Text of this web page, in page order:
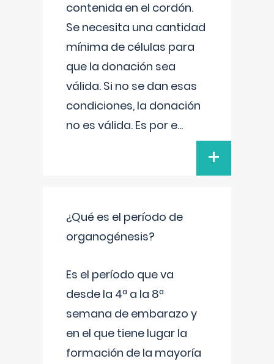
contenida en el cordón.
Se necesita una cantidad
mínima de células para
que la donación sea
válida. Si no se dan esas
condiciones, la donación
no es válida. Es por e...
+
¿Qué es el período de
organogénesis?
Es el período que va
desde la 4ª a la 8ª
semana de embarazo y
en el que tiene lugar la
formación de la mayoría